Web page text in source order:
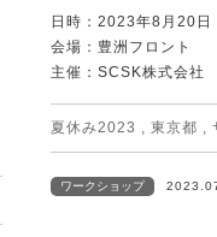
日時：2023年8月20日
会場：豊洲フロント
主催：SCSK株式会社
夏休み2023 , 東京都 ,
ワークショップ